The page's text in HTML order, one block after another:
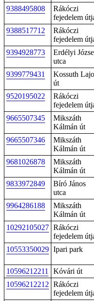
9388495808
Rákóczi
fejedelem
9388517712
Rákóczi
fejedelem
9394928773
Erdélyi
utca
9399779431
Kossuth
út
9520195022
Rákóczi
fejedelem
9665507345
Mikszáth
Kálmán út
9665507346
Mikszáth
Kálmán út
9681026878
Mikszáth
Kálmán út
9833972849
Bíró János
utca
9964286188
Mikszáth
Kálmán út
10292105027 Rákóczi
fejedelem
10553350029 Ipari park
10596212211 Kóvári út
10596212212 Rákóczi
fejedelem